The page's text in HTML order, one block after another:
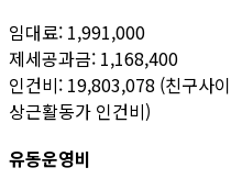
임대료: 1,991,000
제세공과금: 1,168,400
인건비: 19,803,078 (친구사
상근활동가 인건비)
유동운영비